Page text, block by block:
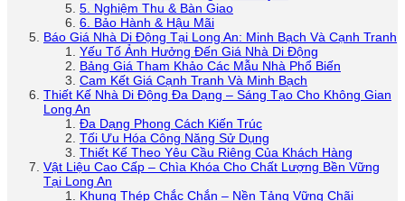
5. Nghiệm Thu & Bàn Giao
6. Bảo Hành & Hậu Mãi
Báo Giá Nhà Di Động Tại Long An: Minh Bạch Và Cạnh Tranh
Yếu Tố Ảnh Hưởng Đến Giá Nhà Di Động
Bảng Giá Tham Khảo Các Mẫu Nhà Phổ Biến
Cam Kết Giá Cạnh Tranh Và Minh Bạch
Thiết Kế Nhà Di Động Đa Dạng – Sáng Tạo Cho Không Gian
Long An
Đa Dạng Phong Cách Kiến Trúc
Tối Ưu Hóa Công Năng Sử Dụng
Thiết Kế Theo Yêu Cầu Riêng Của Khách Hàng
Vật Liệu Cao Cấp – Chìa Khóa Cho Chất Lượng Bền Vững
Tại Long An
Khung Thép Chắc Chắn – Nền Tảng Vững Chãi